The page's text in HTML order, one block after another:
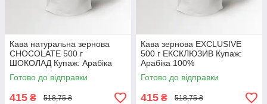
Кава натуральна зернова
CHOCOLATE 500 г
ШОКОЛАД Купаж: Арабіка
100% Свіжообсмажена кава в
зернах
Готово до відправки
415 ₴ 518,75 ₴
Кава зернова EXCLUSIVE
500 г ЕКСКЛЮЗИВ Купаж:
Арабіка 100%
Свіжообсмажена кава в
зернах
Готово до відправки
415 ₴ 518,75 ₴